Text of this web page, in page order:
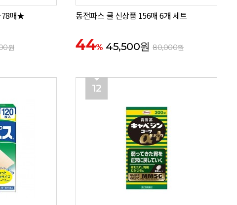
매★
원
동전파스 쿨 신상품 156매 6개 세트
44% 45,500원 80,000원
12